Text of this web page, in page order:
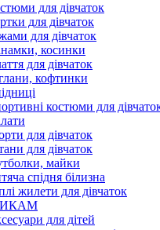
для дівчаток
для дівчаток
для дівчаток
косинки
для дівчаток
кофтинки
костюми для
для дівчаток
для дівчаток
майки
спідня білизна
жилети для дівчаток
для дітей